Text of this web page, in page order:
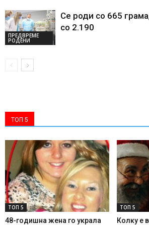
ПРЕДВРЕМЕ
РОДЕНИ
Се роди со 665
со 2.190
ТОП 5
ТОП 5
48-годишна жена го украла
ТОП 5
Колку е